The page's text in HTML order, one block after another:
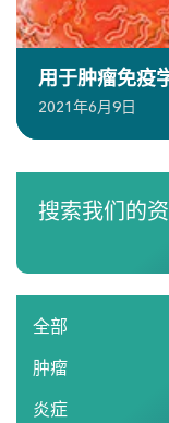
用于肿瘤免疫
2021年6月9日
搜索我们的
全部
肿瘤
炎症